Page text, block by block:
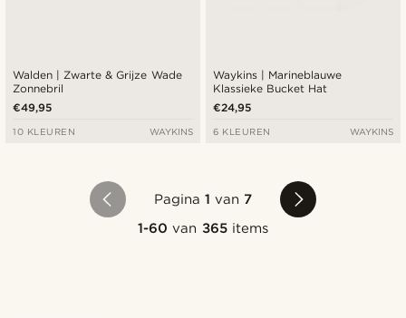
Walden | Zwarte & Grijze Wade
Zonnebril
€49,95
10 KLEUREN WAYKINS
Waykins | Marineblauwe
Klassieke Bucket Hat
€24,95
6 KLEUREN WAYKINS
Pagina 1 van 7
1-60 van 365items